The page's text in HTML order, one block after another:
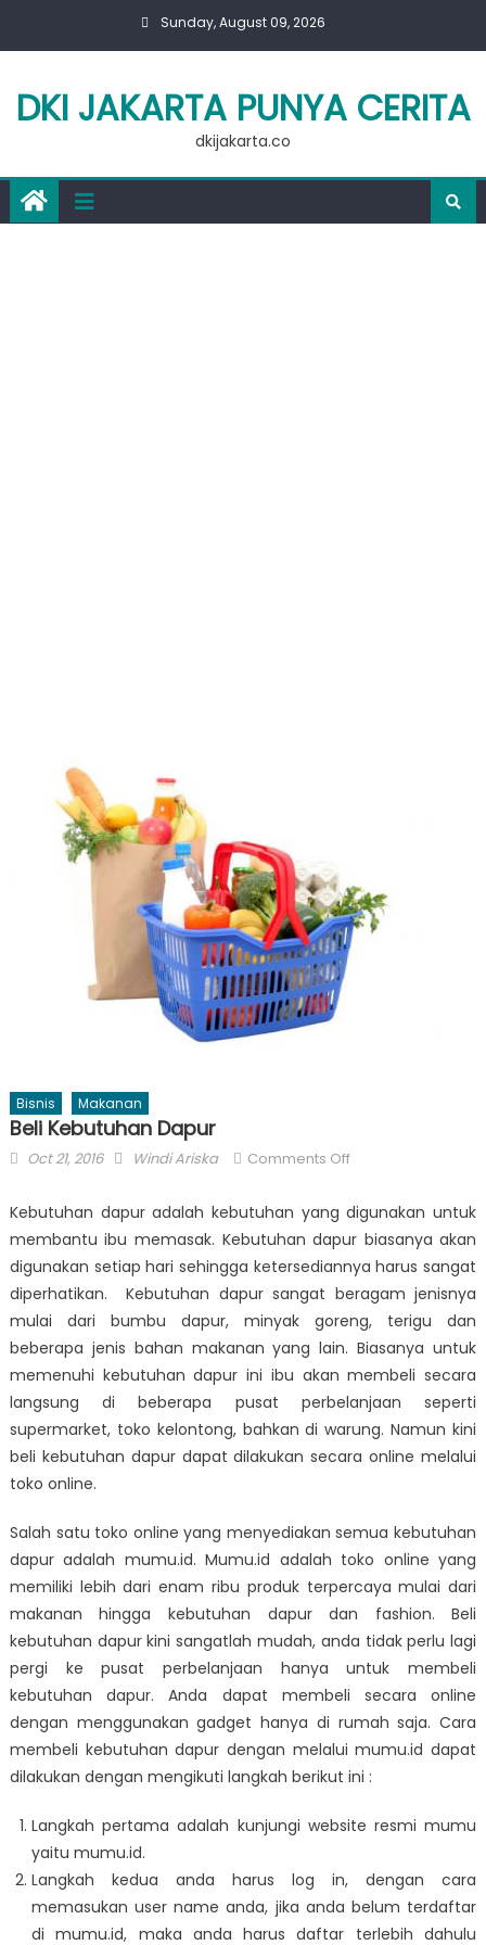
Sunday, August 09, 2026
DKI JAKARTA PUNYA CERITA
dkijakarta.co
Bisnis Makanan
Beli Kebutuhan Dapur
Posted
Oct 21, 2016 Author
Windi Ariska Comments Offon
Kebutuhan
Dapur
Kebutuhan dapur adalah kebutuhan yang digunakan untuk
membantu ibu memasak. Kebutuhan dapur biasanya akan
digunakan setiap hari sehingga ketersediannya harus sangat
diperhatikan. Kebutuhan dapur sangat beragam jenisnya
mulai dari bumbu dapur, minyak goreng, terigu dan
beberapa jenis bahan makanan yang lain. Biasanya untuk
memenuhi kebutuhan dapur ini ibu akan membeli secara
langsung di beberapa pusat perbelanjaan seperti
supermarket, toko kelontong, bahkan di warung. Namun kini
beli kebutuhan dapurdapat dilakukan secara online melalui
toko online.
Salah satu toko online yang menyediakan semua kebutuhan
dapur adalah mumu.id. Mumu.id adalah toko online yang
memiliki lebih dari enam ribu produk terpercaya mulai dari
makanan hingga kebutuhan dapur dan fashion.Beli
kebutuhan dapurkini sangatlah mudah, anda tidak perlu lagi
pergi ke pusat perbelanjaan hanya untuk membeli
kebutuhan dapur. Anda dapat membeli secara online
dengan menggunakan gadget hanya di rumah saja. Cara
membeli kebutuhan dapur dengan melalui mumu.id dapat
dilakukan dengan mengikuti langkah berikut ini :
Langkah pertama adalah kunjungi website resmi mumu
yaitu mumu.id.
Langkah kedua anda harus log in, dengan cara
memasukan user name anda, jika anda belum terdaftar
di mumu.id, maka anda harus daftar terlebih dahulu